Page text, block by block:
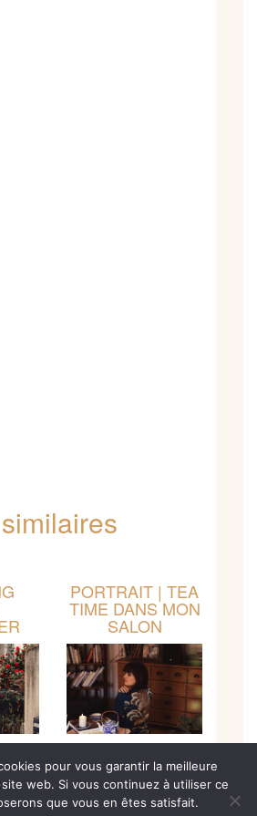
PORTRAIT | TEA
TIME DANS MON
SALON
PINTEREST CONTACT
pour vous garantir la meilleure
web. Si vous continuez à utiliser ce
que vous en êtes satisfait.